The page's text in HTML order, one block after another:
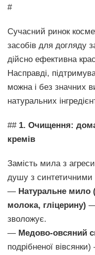
#
Сучасний ринок
засобів для догляду
дійсно ефективна
Насправді,
можна і без значних
натуральних
## 1. Очищення:
кремів
Замість мила з
душу з синтетичними
— Натуральне мило
молока, гліцерину) —
зволожує.
— Медово-овсяний
подрібненої